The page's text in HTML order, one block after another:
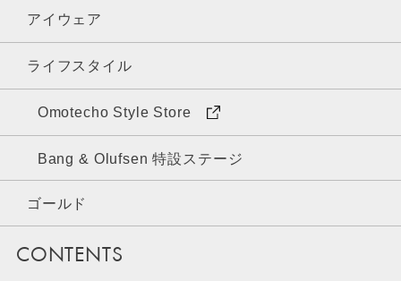
アイウェア
ライフスタイル
Omotecho Style Store
Bang & Olufsen 特設ステージ
ゴールド
CONTENTS